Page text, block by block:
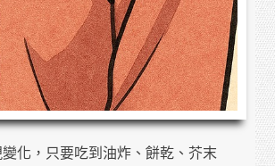
化，只要吃到油炸、餅乾、芥末